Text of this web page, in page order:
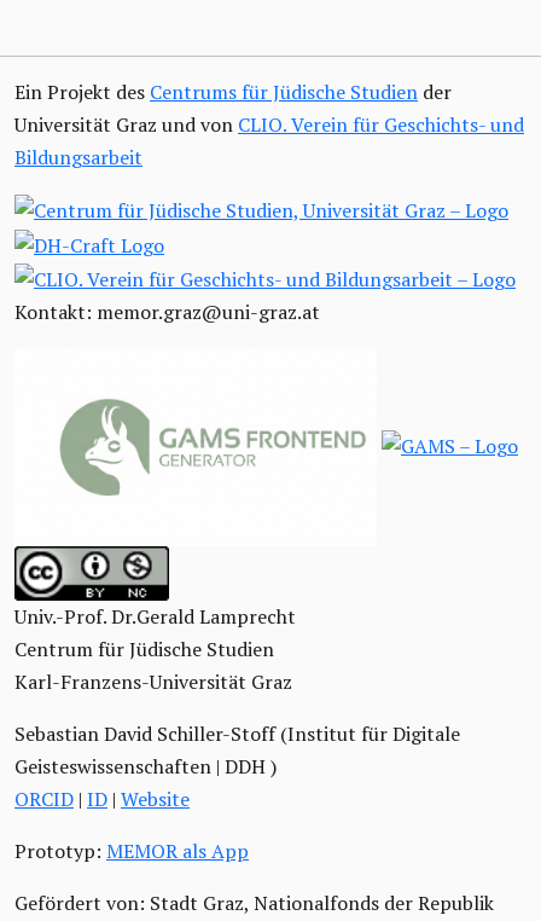
Ein Projekt des Centrums für Jüdische Studien der
Universität Graz und von CLIO. Verein für Geschichts- und
Bildungsarbeit
Kontakt: memor.graz@uni-graz.at
Univ.-Prof. Dr.Gerald Lamprecht
Centrum für Jüdische Studien
Karl-Franzens-Universität Graz
Sebastian David Schiller-Stoff (Institut für Digitale
Geisteswissenschaften | DDH )
ORCID | ID | Website
Prototyp: MEMOR als App
Gefördert von: Stadt Graz, Nationalfonds der Republik